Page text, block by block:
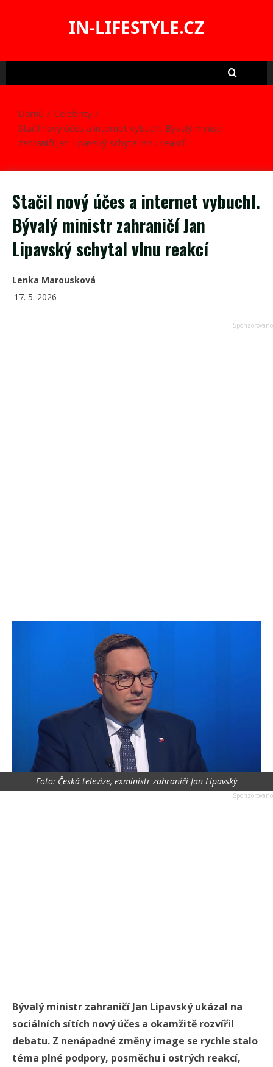
IN-LIFESTYLE.CZ
Domů
Celebrity
Stačil nový účes a internet vybuchl. Bývalý ministr
zahraničí Jan Lipavský schytal vlnu reakcí
Stačil nový účes a internet vybuchl.
Bývalý ministr zahraničí Jan
Lipavský schytal vlnu reakcí
Lenka Marousková
17. 5. 2026
Foto: Česká televize, exministr zahraničí Jan Lipavský
Bývalý ministr zahraničí Jan Lipavský ukázal na
sociálních sítích nový účes a okamžitě rozvířil
debatu. Z nenápadné změny image se rychle stalo
téma plné podpory, posměchu i ostrých reakcí,